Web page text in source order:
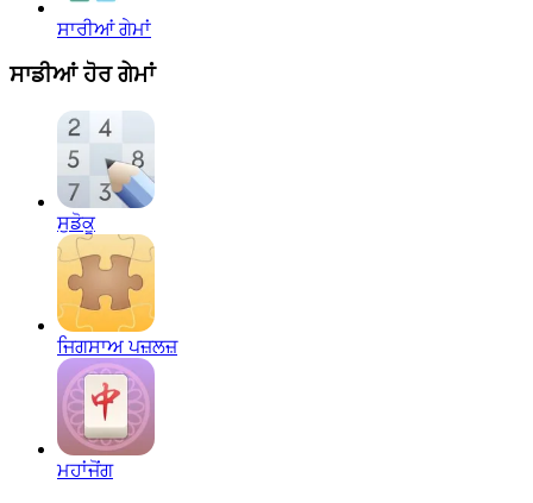
ਸਾਰੀਆਂ ਗੇਮਾਂ
ਸਾਡੀਆਂ ਹੋਰ ਗੇਮਾਂ
ਸੁਡੋਕੂ
ਜਿਗਸਾਅ ਪਜ਼ਲਜ਼
ਮਹਾਂਜੋਂਗ